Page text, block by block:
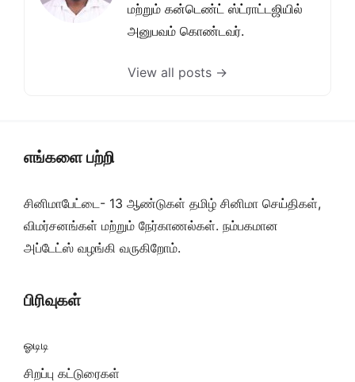
மற்றும் கன்டெண்ட் ஸ்ட்ராட்டஜியில்
அனுபவம் கொண்டவர்.
View all posts →
எங்களை பற்றி
சினிமாபேட்டை- 13 ஆண்டுகள் தமிழ் சினிமா செய்திகள்,
விமர்சனங்கள் மற்றும் நேர்காணல்கள். நம்பகமான
அப்டேட்ஸ் வழங்கி வருகிறோம்.
பிரிவுகள்
ஓடிடி
சிறப்பு கட்டுரைகள்